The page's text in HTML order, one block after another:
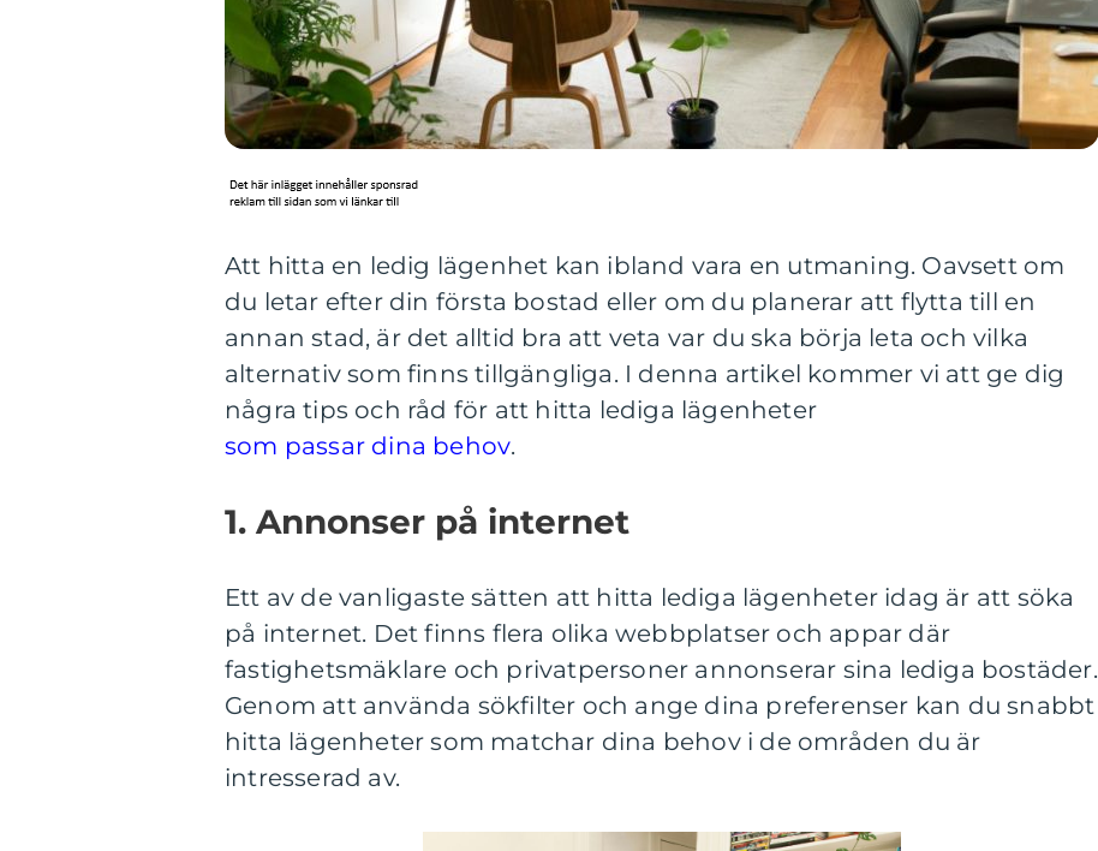
Att hitta en ledig lägenhet kan ibland vara en utmaning. Oavsett om
du letar efter din första bostad eller om du planerar att flytta till en
annan stad, är det alltid bra att veta var du ska börja leta och vilka
alternativ som finns tillgängliga. I denna artikel kommer vi att ge dig
några tips och råd för att hitta lediga lägenheter
som passar dina behov.
1. Annonser på internet
Ett av de vanligaste sätten att hitta lediga lägenheter idag är att söka
på internet. Det finns flera olika webbplatser och appar där
fastighetsmäklare och privatpersoner annonserar sina lediga bostäder.
Genom att använda sökfilter och ange dina preferenser kan du snabbt
hitta lägenheter som matchar dina behov i de områden du är
intresserad av.